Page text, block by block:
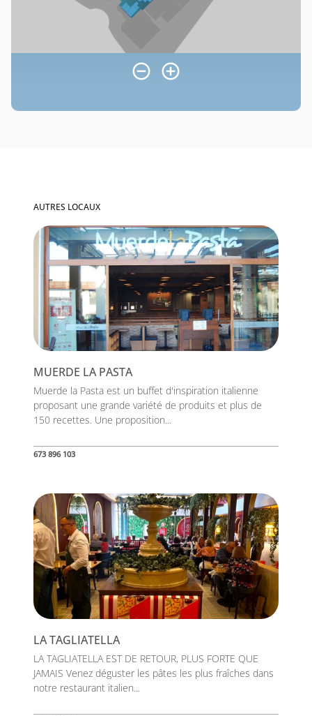
AUTRES LOCAUX
MUERDE LA PASTA
Muerde la Pasta est un buffet d'inspiration italienne
proposant une grande variété de produits et plus de
150 recettes. Une proposition...
673 896 103
LA TAGLIATELLA
LA TAGLIATELLA EST DE RETOUR, PLUS FORTE QUE
JAMAIS Venez déguster les pâtes les plus fraîches dans
notre restaurant italien...